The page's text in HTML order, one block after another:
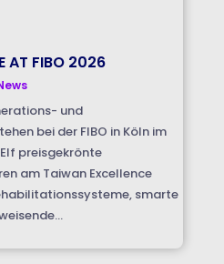
AT FIBO 2026
und
bei der FIBO in Köln im
preisgekrönte
am Taiwan Excellence
smarte